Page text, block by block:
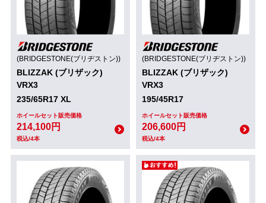
(BRIDGESTONE(ブリヂストン))
BLIZZAK (ブリザック)
VRX3
235/65R17 XL
ホイールセット販売価格
214,100円
税込/4本
(BRIDGESTONE(ブリヂストン))
BLIZZAK (ブリザック)
VRX3
195/45R17
ホイールセット販売価格
206,600円
税込/4本